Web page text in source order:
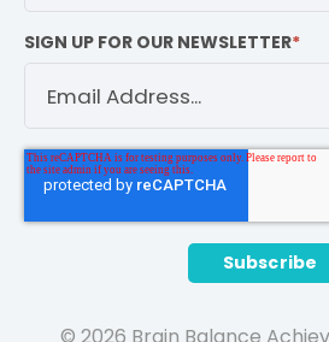
SIGN UP FOR OUR NEWSLETTER*